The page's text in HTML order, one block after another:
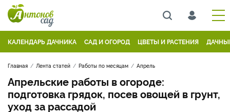
КАЛЕНДАРЬ ДАЧНИКА САД И ОГОРОД ЦВЕТЫ И РАСТЕНИЯ
Главная Лента статей Работы по месяцам Апрель
Апрельские работы в огороде:
подготовка грядок, посев овощей в грунт,
уход за рассадой